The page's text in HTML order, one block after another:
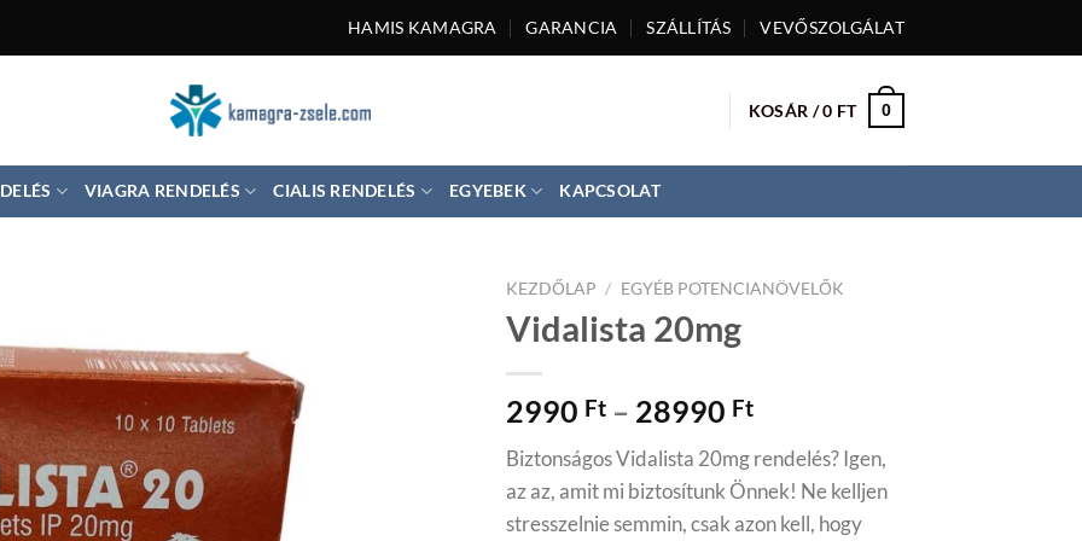
HAMIS KAMAGRA GARANCIA SZÁLLÍTÁS VEVŐSZOLGÁLAT
KOSÁR /0 FT 0
VIAGRA RENDELÉS CIALIS RENDELÉS EGYEBEK KAPCSOLAT
KEZDŐLAP / EGYÉB POTENCIANÖVELŐK
Vidalista 20mg
2990 Ft – 28990 Ft
Biztonságos Vidalista 20mg rendelés? Igen,
az az, amit mi biztosítunk Önnek! Ne kelljen
stresszelnie semmin, csak azon kell, hogy